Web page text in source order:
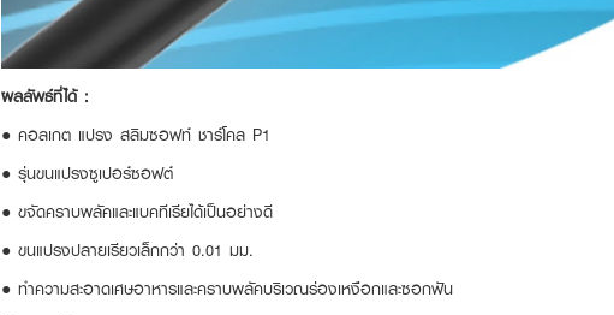
ผลลัพธ์ที่ได้ :
● คอลเกต แปรง สลิมซอฟท์ ชาร์โคล P1
● รุ่นขนแปรงซูเปอร์ซอฟต์
● ขจัดคราบพลัคและแบคทีเรียได้เป็นอย่างดี
● ขนแปรงปลายเรียวเล็กกว่า 0.01 มม.
● ทำความสะอาดเศษอาหารและคราบพลัคบริเวณร่องเหงือกและซอกฟัน